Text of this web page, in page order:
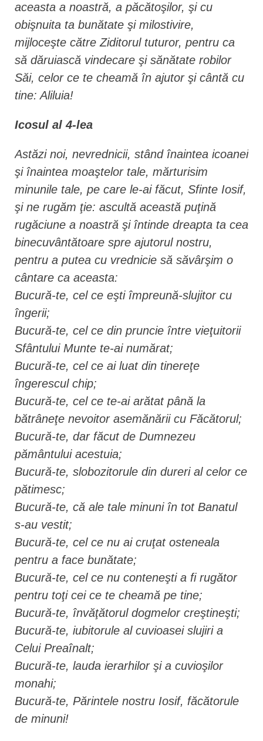
aceasta a noastră, a păcătoşilor, şi cu
obişnuita ta bunătate şi milostivire,
mijloceşte către Ziditorul tuturor, pentru ca
să dăruiască vindecare şi sănătate robilor
Săi, celor ce te cheamă în ajutor şi cântă cu
tine: Aliluia!
Icosul al 4-lea
Astăzi noi, nevrednicii, stând înaintea icoanei
şi înaintea moaştelor tale, mărturisim
minunile tale, pe care le-ai făcut, Sfinte Iosif,
şi ne rugăm ţie: ascultă această puţină
rugăciune a noastră şi întinde dreapta ta cea
binecuvântătoare spre ajutorul nostru,
pentru a putea cu vrednicie să săvârşim o
cântare ca aceasta:
Bucură-te, cel ce eşti împreună-slujitor cu
îngerii;
Bucură-te, cel ce din pruncie între vieţuitorii
Sfântului Munte te-ai numărat;
Bucură-te, cel ce ai luat din tinereţe
îngerescul chip;
Bucură-te, cel ce te-ai arătat până la
bătrâneţe nevoitor asemănării cu Făcătorul;
Bucură-te, dar făcut de Dumnezeu
pământului acestuia;
Bucură-te, slobozitorule din dureri al celor ce
pătimesc;
Bucură-te, că ale tale minuni în tot Banatul
s-au vestit;
Bucură-te, cel ce nu ai cruţat osteneala
pentru a face bunătate;
Bucură-te, cel ce nu conteneşti a fi rugător
pentru toţi cei ce te cheamă pe tine;
Bucură-te, învăţătorul dogmelor creştineşti;
Bucură-te, iubitorule al cuvioasei slujiri a
Celui Preaînalt;
Bucură-te, lauda ierarhilor şi a cuvioşilor
monahi;
Bucură-te, Părintele nostru Iosif, făcătorule
de minuni!